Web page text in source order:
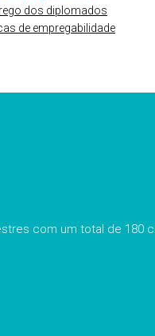
dos diplomados
de empregabilidade
com um total de 180